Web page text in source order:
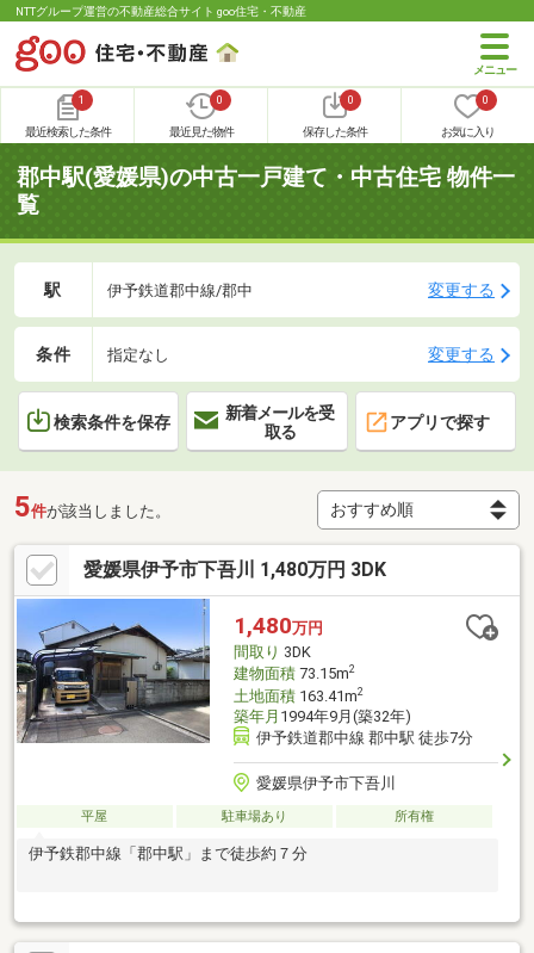
NTTグループ運営の不動産総合サイト goo住宅・不動産
1
最近検索した条件
0
最近見た物件
0
保存した条件
0
お気に入り
郡中駅(愛媛県)の中古一戸建て・中古住宅 物件一
覧
駅 伊予鉄道郡中線/郡中 変更する
条件 指定なし 変更する
検索条件を保存
新着メールを受
取る
アプリで探す
5件が該当しました。
愛媛県伊予市下吾川 1,480万円 3DK
1,480万円
間取り 3DK
建物面積73.15m2
土地面積163.41m2
築年月 1994年9月(築32年)
伊予鉄道郡中線 郡中駅 徒歩7分
愛媛県伊予市下吾川
平屋 駐車場あり 所有権
伊予鉄郡中線「郡中駅」まで徒歩約７分